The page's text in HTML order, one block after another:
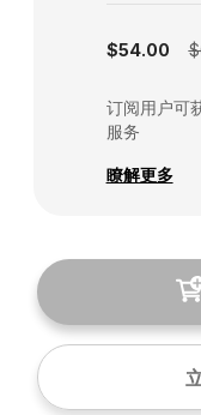
$54.00
订阅用户可
服务
瞭解更多